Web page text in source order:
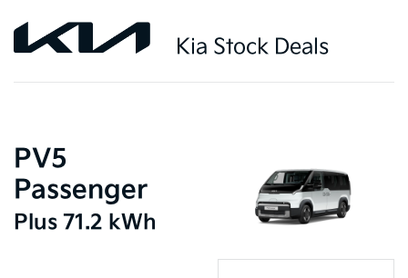
Kia Stock Deals
PV5
Passenger
Plus 71.2 kWh